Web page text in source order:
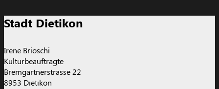
Stadt Dietikon
Irene Brioschi
Kulturbeauftragte
Bremgartnerstrasse 22
8953 Dietikon